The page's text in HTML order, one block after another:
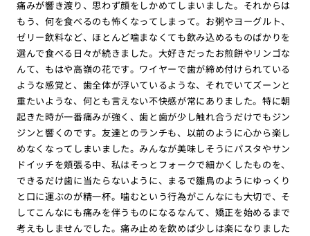
痛みが響き渡り、思わず顔をしかめてしまいました。それからは
もう、何を食べるのも怖くなってしまって。お粥やヨーグルト、
ゼリー飲料など、ほとんど噛まなくても飲み込めるものばかりを
選んで食べる日々が続きました。大好きだったお煎餅やリンゴな
んて、もはや高嶺の花です。ワイヤーで歯が締め付けられている
ような感覚と、歯全体が浮いているような、それでいてズーンと
重たいような、何とも言えない不快感が常にありました。特に朝
起きた時が一番痛みが強く、歯と歯が少し触れ合うだけでもジン
ジンと響くのです。友達とのランチも、以前のように心から楽し
めなくなってしまいました。みんなが美味しそうにパスタやサン
ドイッチを頬張る中、私はそっとフォークで細かくしたものを、
できるだけ歯に当たらないように、まるで雛鳥のようにゆっくり
と口に運ぶのが精一杯。噛むという行為がこんなにも大切で、そ
してこんなにも痛みを伴うものになるなんて、矯正を始めるまで
考えもしませんでした。痛み止めを飲めば少しは楽になりました